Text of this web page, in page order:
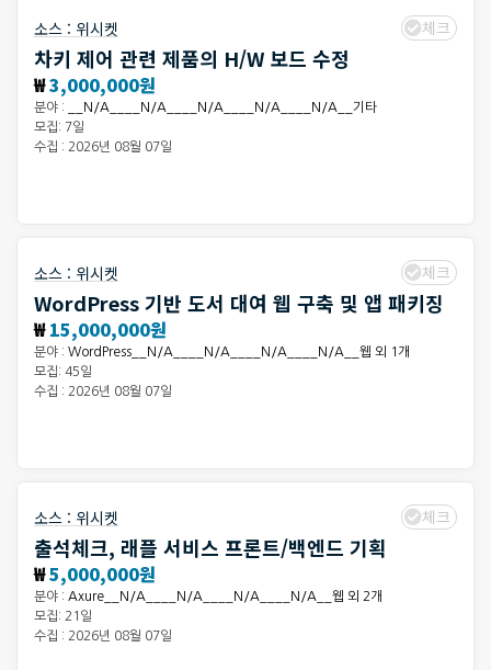
소스 : 위시켓 체크
차키 제어 관련 제품의 H/W 보드 수정
₩3,000,000원
분야 :
__N/A____N/A____N/A____N/A____N/A__기타
모집: 7일
수집 : 2026년 08월 07일
소스 : 위시켓 체크
WordPress 기반 도서 대여 웹 구축 및 앱 패키징
₩15,000,000원
분야 : WordPress__N/A____N/A____N/A____N/A__웹 외 1개
모집: 45일
수집 : 2026년 08월 07일
소스 : 위시켓 체크
출석체크, 래플 서비스 프론트/백엔드 기획
₩5,000,000원
분야 : Axure__N/A____N/A____N/A____N/A__웹 외 2개
모집: 21일
수집 : 2026년 08월 07일